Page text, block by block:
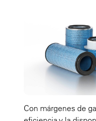
Con márgenes de